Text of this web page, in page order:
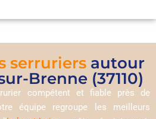
serruriers autour
Brenne (37110)
compétent et fiable près de
équipe regroupe les meilleurs